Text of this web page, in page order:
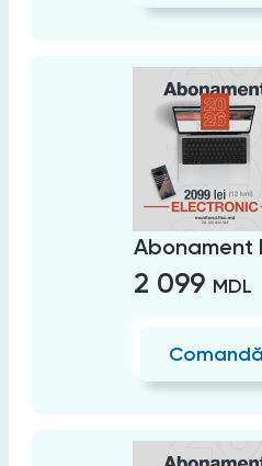
Abonament
2 099 MDL